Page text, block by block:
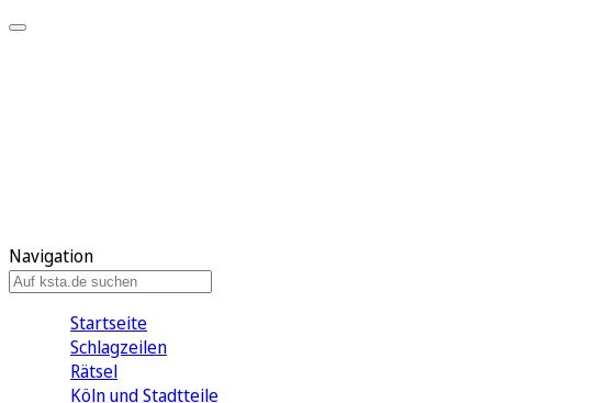
Navigation
Startseite
Schlagzeilen
Rätsel
Köln und Stadtteile